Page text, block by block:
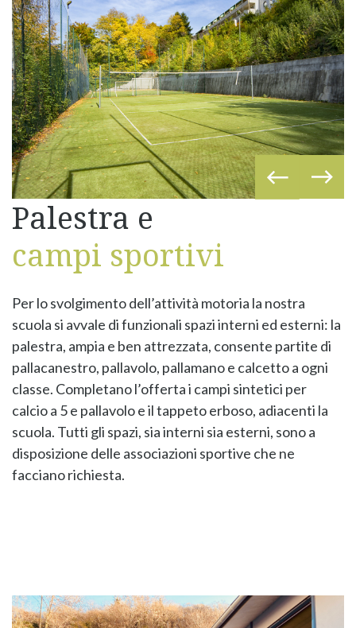
Palestra e
campi sportivi
Per lo svolgimento dell’attività motoria la nostra
scuola si avvale di funzionali spazi interni ed esterni: la
palestra, ampia e ben attrezzata, consente partite di
pallacanestro, pallavolo, pallamano e calcetto a ogni
classe. Completano l’offerta i campi sintetici per
calcio a 5 e pallavolo e il tappeto erboso, adiacenti la
scuola. Tutti gli spazi, sia interni sia esterni, sono a
disposizione delle associazioni sportive che ne
facciano richiesta.